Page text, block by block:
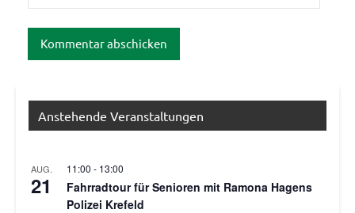
Anstehende Veranstaltungen
AUG.
21
11:00 - 13:00
Fahrradtour für Senioren mit Ramona Hagens
Polizei Krefeld